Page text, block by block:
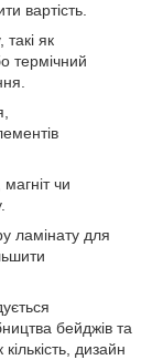
вартість.
такі як
термічний
чи
ламінату для
бейджів та
дизайн